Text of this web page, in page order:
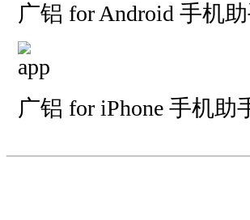
广铝 for Android 手机
广铝 for iPhone 手机助